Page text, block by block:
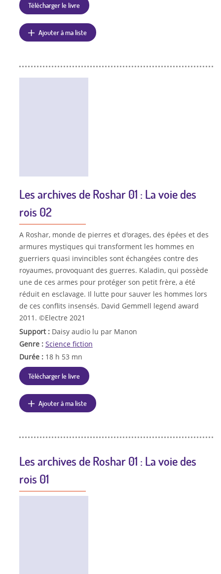
Télécharger le livre
Ajouter à ma liste
Les archives de Roshar 01 : La voie des
rois 02
A Roshar, monde de pierres et d'orages, des épées et des
armures mystiques qui transforment les hommes en
guerriers quasi invincibles sont échangées contre des
royaumes, provoquant des guerres. Kaladin, qui possède
une de ces armes pour protéger son petit frère, a été
réduit en esclavage. Il lutte pour sauver les hommes lors
de ces conflits insensés. David Gemmell legend award
2011. ©Electre 2021
Support : Daisy audio lu par Manon
Genre : Science fiction
Durée : 18 h 53 mn
Télécharger le livre
Ajouter à ma liste
Les archives de Roshar 01 : La voie des
rois 01